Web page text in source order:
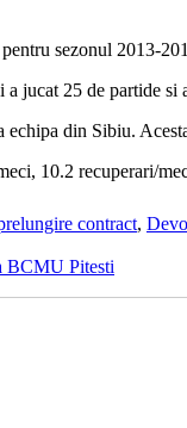
sezonul 2013-
jucat 25 de partide
din Sibiu.
10.2 recuperari/
contract,
BCMU Pitesti